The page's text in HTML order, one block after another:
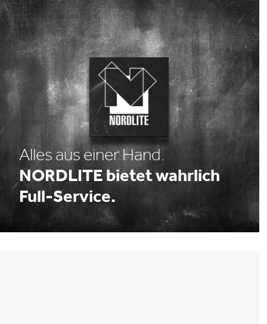
Alles aus einer Hand.
NORDLITE bietet wahrlich
Full-Service.